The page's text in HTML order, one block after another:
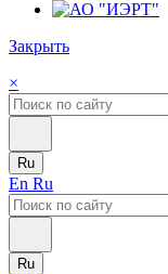
Закрыть
×
Ru
En Ru
Ru